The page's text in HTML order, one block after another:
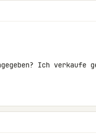
Ich verkaufe